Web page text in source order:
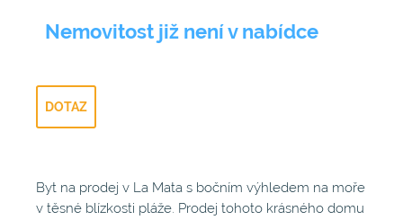
Nemovitost již není v nabídce
DOTAZ
Byt na prodej v La Mata s bočním výhledem na moře
v těsné blízkosti pláže. Prodej tohoto krásného domu